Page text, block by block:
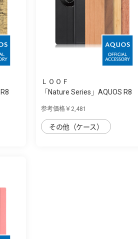
ＬＯＯＦ
「Nature Series」AQUOS R8
参考価格￥2,481
その他（ケース）